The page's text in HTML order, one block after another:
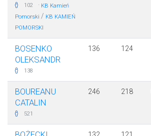
102 · KB Kamień
Pomorski / KB KAMIEŃ
POMORSKI
BOSENKO
OLEKSANDR
138
136 124
BOUREANU
CATALIN
521
246 218